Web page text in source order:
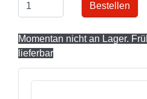
Bestellen
Momentan nicht an Lager.
lieferbar